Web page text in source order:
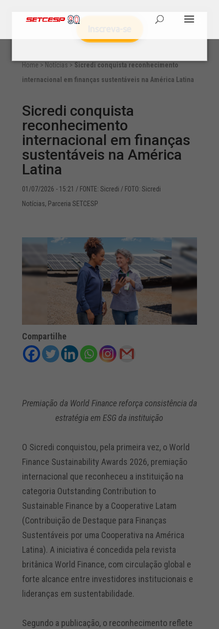
Home > Notícias > Sicredi conquista reconhecimento
internacional em finanças sustentáveis na América Latina
Sicredi conquista
reconhecimento
internacional em finanças
sustentáveis na América
Latina
01/07/2026 - 15:21 / FONTE: Sicredi / FOTO: Sicredi
Notícias, Parceria SETCESP
Compartilhe
Premiação da World Finance reforça consistência da
estratégia em ESG da instituição
O Sicredi conquistou, pela primeira vez, o World
Finance Sustainability Awards 2026, premiação
internacional que reconheceu a instituição na
categoria Outstanding Contribution to
Sustainable Finance by a Cooperative Latam
(Contribuição de Destaque para Finanças
Sustentáveis por uma Cooperativa na América
Latina). A iniciativa é concedida pela revista
britânica World Finance, com circulação global e
forte alcance entre investidores institucionais e
lideranças em sustentabilidade.
Segundo a publicação, o reconhecimento reflete